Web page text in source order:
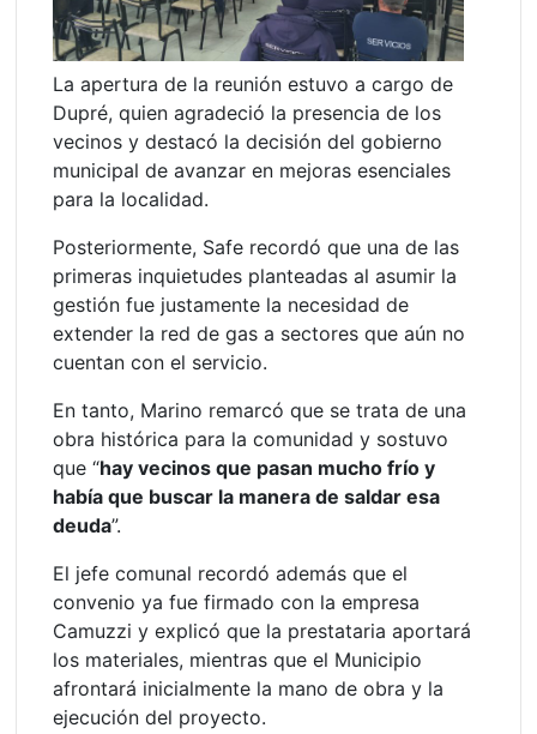
La apertura de la reunión estuvo a cargo de
Dupré, quien agradeció la presencia de los
vecinos y destacó la decisión del gobierno
municipal de avanzar en mejoras esenciales
para la localidad.
Posteriormente, Safe recordó que una de las
primeras inquietudes planteadas al asumir la
gestión fue justamente la necesidad de
extender la red de gas a sectores que aún no
cuentan con el servicio.
En tanto, Marino remarcó que se trata de una
obra histórica para la comunidad y sostuvo
que “hay vecinos que pasan mucho frío y
había que buscar la manera de saldar esa
deuda”.
El jefe comunal recordó además que el
convenio ya fue firmado con la empresa
Camuzzi y explicó que la prestataria aportará
los materiales, mientras que el Municipio
afrontará inicialmente la mano de obra y la
ejecución del proyecto.